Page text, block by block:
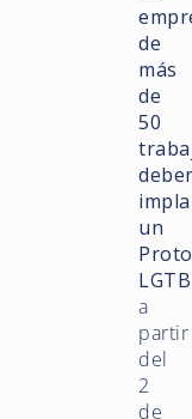
de
más
de
50
un
a
partir
del
2
de